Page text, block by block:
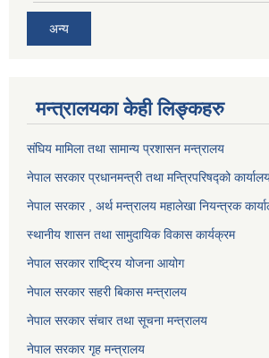
अन्य
मन्त्रालयका केही लिङ्कहरु
संघिय मामिला तथा सामान्य प्रशासन मन्त्रालय
नेपाल सरकार प्रधानमन्त्री तथा मन्त्रिपरिषद्को
नेपाल सरकार , अर्थ मन्त्रालय महालेखा नियन्त्रक
स्थानीय शासन तथा सामुदायिक विकास कार्यक्रम
नेपाल सरकार राष्ट्रिय योजना आयोग
नेपाल सरकार सहरी बिकास मन्त्रालय
नेपाल सरकार संचार तथा सूचना मन्त्रालय
नेपाल सरकार गृह मन्त्रालय